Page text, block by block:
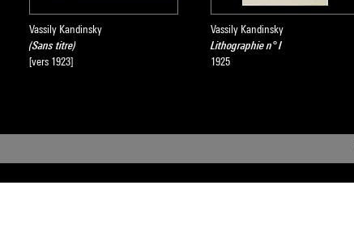
Vassily Kandinsky
(Sans titre)
[vers 1923]
Vassily Kandinsky
Lithographie n° I
1925